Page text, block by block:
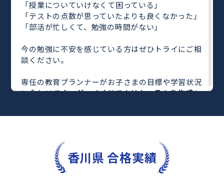
「授業についていけなくて困っている」
「テストの点数が思っていたよりも良くなかった」
「部活が忙しくて、勉強の時間がない」
今の勉強に不安を感じている方はぜひトライにご相
談ください。
専任の教育プランナーがお子さまの目標や学習状況
に合わせてオーダーメイドでカリキュラムを作成し
完全マンツーマンで自分に合った教師がわかるまで
さらに、単元別の学習の理解度がわかる「AI学習診
や授業内容や授業以外の勉強をナビゲートする
「DAILY TRY」
など、豊富な学習コンテンツが
香川県 合格実績